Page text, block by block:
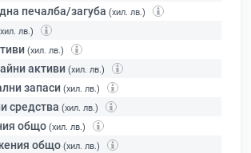
печалба/загуба (хил. лв.)
лв.)
(хил. лв.)
активи (хил. лв.)
запаси (хил. лв.)
средства (хил. лв.)
общо (хил. лв.)
общо (хил. лв.)